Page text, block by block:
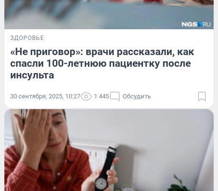
ЗДОРОВЬЕ
«Не приговор»: врачи рассказали, как
спасли 100-летнюю пациентку после
инсульта
30 сентября, 2025, 10:27 1 445 Обсудить